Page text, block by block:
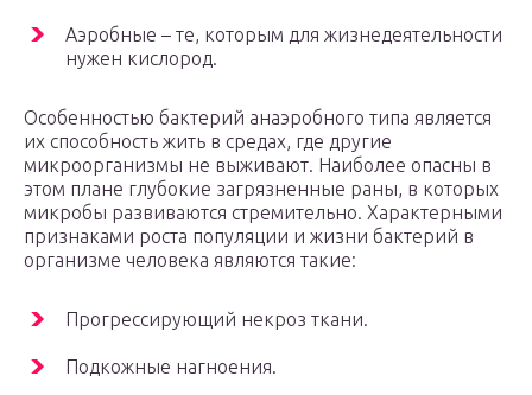
Аэробные – те, которым для жизнедеятельности
нужен кислород.
Особенностью бактерий анаэробного типа является
их способность жить в средах, где другие
микроорганизмы не выживают. Наиболее опасны в
этом плане глубокие загрязненные раны, в которых
микробы развиваются стремительно. Характерными
признаками роста популяции и жизни бактерий в
организме человека являются такие:
Прогрессирующий некроз ткани.
Подкожные нагноения.